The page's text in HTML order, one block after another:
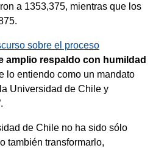
a 1353,375, mientras que los
sobre el proceso
amplio respaldo con humildad
lo entiendo como un mandato
Universidad de Chile y
de Chile no ha sido sólo
también transformarlo,